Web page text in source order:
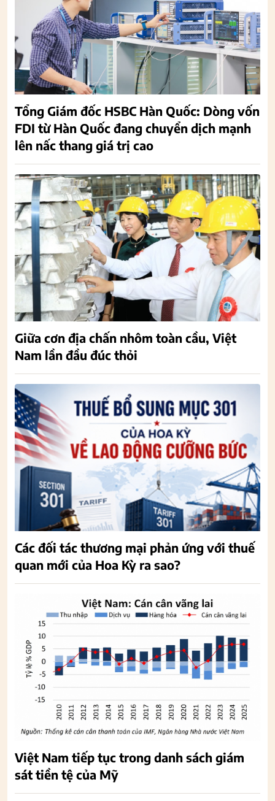
Tổng Giám đốc HSBC Hàn Quốc: Dòng vốn
FDI từ Hàn Quốc đang chuyển dịch mạnh
lên nấc thang giá trị cao
Giữa cơn địa chấn nhôm toàn cầu, Việt
Nam lần đầu đúc thỏi
Các đối tác thương mại phản ứng với thuế
quan mới của Hoa Kỳ ra sao?
Việt Nam tiếp tục trong danh sách giám
sát tiền tệ của Mỹ